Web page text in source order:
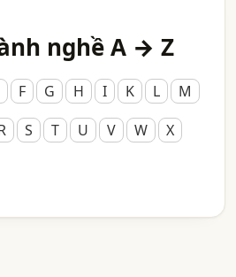
nghề A → Z
F G H I K L
M
S T U V W
X